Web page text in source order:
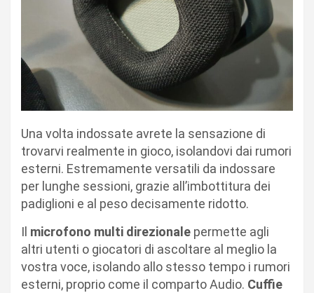
Una volta indossate avrete la sensazione di
trovarvi realmente in gioco, isolandovi dai rumori
esterni. Estremamente versatili da indossare
per lunghe sessioni, grazie all’imbottitura dei
padiglioni e al peso decisamente ridotto.
Il microfono multi direzionale permette agli
altri utenti o giocatori di ascoltare al meglio la
vostra voce, isolando allo stesso tempo i rumori
esterni, proprio come il comparto Audio. Cuffie